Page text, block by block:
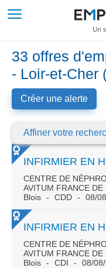
33 offres
- Loir-et-Cher
Créer une alerte
Affiner votre
INFIRMIER EN
CENTRE DE
AVITUM FRANCE DE
Blois
CDD 08/
INFIRMIER EN
CENTRE DE
AVITUM FRANCE DE
Blois
CDI 08/